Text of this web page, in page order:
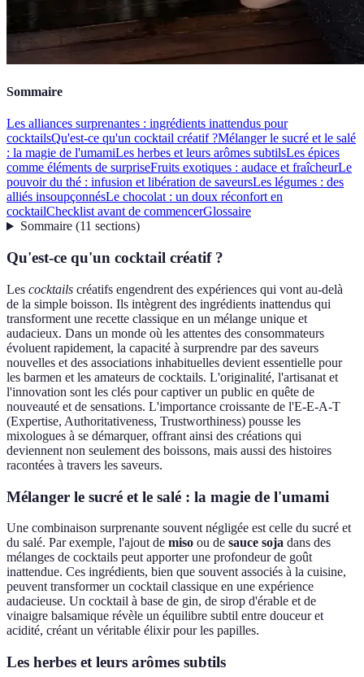
Sommaire
Les alliances surprenantes : ingrédients inattendus pour
cocktailsQu'est-ce qu'un cocktail créatif ?Mélanger le sucré et le salé
: la magie de l'umamiLes herbes et leurs arômes subtilsLes épices
comme éléments de surpriseFruits exotiques : audace et fraîcheurLe
pouvoir du thé : infusion et libération de saveursLes légumes : des
alliés insoupçonnésLe chocolat : un doux réconfort en
cocktailChecklist avant de commencerGlossaire
Sommaire(11 sections)
Qu'est-ce qu'un cocktail créatif ?
Les cocktails créatifs engendrent des expériences qui vont au-delà
de la simple boisson. Ils intègrent des ingrédients inattendus qui
transforment une recette classique en un mélange unique et
audacieux. Dans un monde où les attentes des consommateurs
évoluent rapidement, la capacité à surprendre par des saveurs
nouvelles et des associations inhabituelles devient essentielle pour
les barmen et les amateurs de cocktails. L'originalité, l'artisanat et
l'innovation sont les clés pour captiver un public en quête de
nouveauté et de sensations. L'importance croissante de l'E-E-A-T
(Expertise, Authoritativeness, Trustworthiness) pousse les
mixologues à se démarquer, offrant ainsi des créations qui
deviennent non seulement des boissons, mais aussi des histoires
racontées à travers les saveurs.
Mélanger le sucré et le salé : la magie de l'umami
Une combinaison surprenante souvent négligée est celle du sucré et
du salé. Par exemple, l'ajout de miso ou de sauce soja dans des
mélanges de cocktails peut apporter une profondeur de goût
inattendue. Ces ingrédients, bien que souvent associés à la cuisine,
peuvent transformer un cocktail classique en une expérience
audacieuse. Un cocktail à base de gin, de sirop d'érable et de
vinaigre balsamique révèle un équilibre subtil entre douceur et
acidité, créant un véritable élixir pour les papilles.
Les herbes et leurs arômes subtils